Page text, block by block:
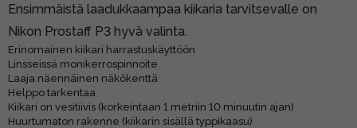
Ensimmäistä laadukkaampaa kiikaria tarvitsevalle on
Nikon Prostaff P3 hyvä valinta.
Erinomainen kiikari harrastuskäyttöön
Linsseissä monikerrospinnoite
Laaja näennäinen näkökenttä
Helppo tarkentaa
Kiikari on vesitiivis (korkeintaan 1 metriin 10 minuutin ajan)
Huurtumaton rakenne (kiikarin sisällä typpikaasu)